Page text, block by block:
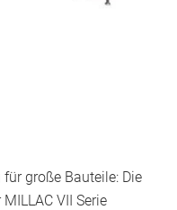
große Bauteile: Die
VII Serie